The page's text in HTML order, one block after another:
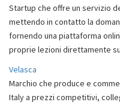
Startup che offre un servizio
mettendo in contatto la
fornendo una piattaforma
proprie lezioni direttamente
Velasca
Marchio che produce e
Italy a prezzi competitivi,